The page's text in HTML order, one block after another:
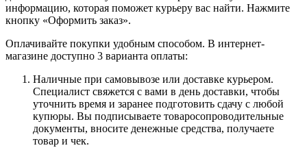
информацию, которая поможет курьеру вас найти. Нажмите
кнопку «Оформить заказ».
Оплачивайте покупки удобным способом. В интернет-
магазине доступно 3 варианта оплаты:
Наличные при самовывозе или доставке курьером.
Специалист свяжется с вами в день доставки, чтобы
уточнить время и заранее подготовить сдачу с любой
купюры. Вы подписываете товаросопроводительные
документы, вносите денежные средства, получаете
товар и чек.